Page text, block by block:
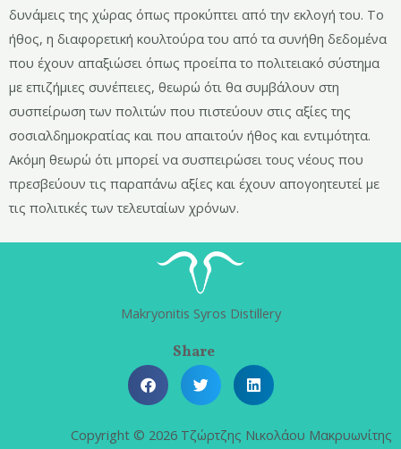
δυνάμεις της χώρας όπως προκύπτει από την εκλογή του. Το
ήθος, η διαφορετική κουλτούρα του από τα συνήθη δεδομένα
που έχουν απαξιώσει όπως προείπα το πολιτειακό σύστημα
με επιζήμιες συνέπειες, θεωρώ ότι θα συμβάλουν στη
συσπείρωση των πολιτών που πιστεύουν στις αξίες της
σοσιαλδημοκρατίας και που απαιτούν ήθος και εντιμότητα.
Ακόμη θεωρώ ότι μπορεί να συσπειρώσει τους νέους που
πρεσβεύουν τις παραπάνω αξίες και έχουν απογοητευτεί με
τις πολιτικές των τελευταίων χρόνων.
Makryonitis Syros Distillery
Share
Copyright © 2026 Τζώρτζης Νικολάου Μακρυωνίτης